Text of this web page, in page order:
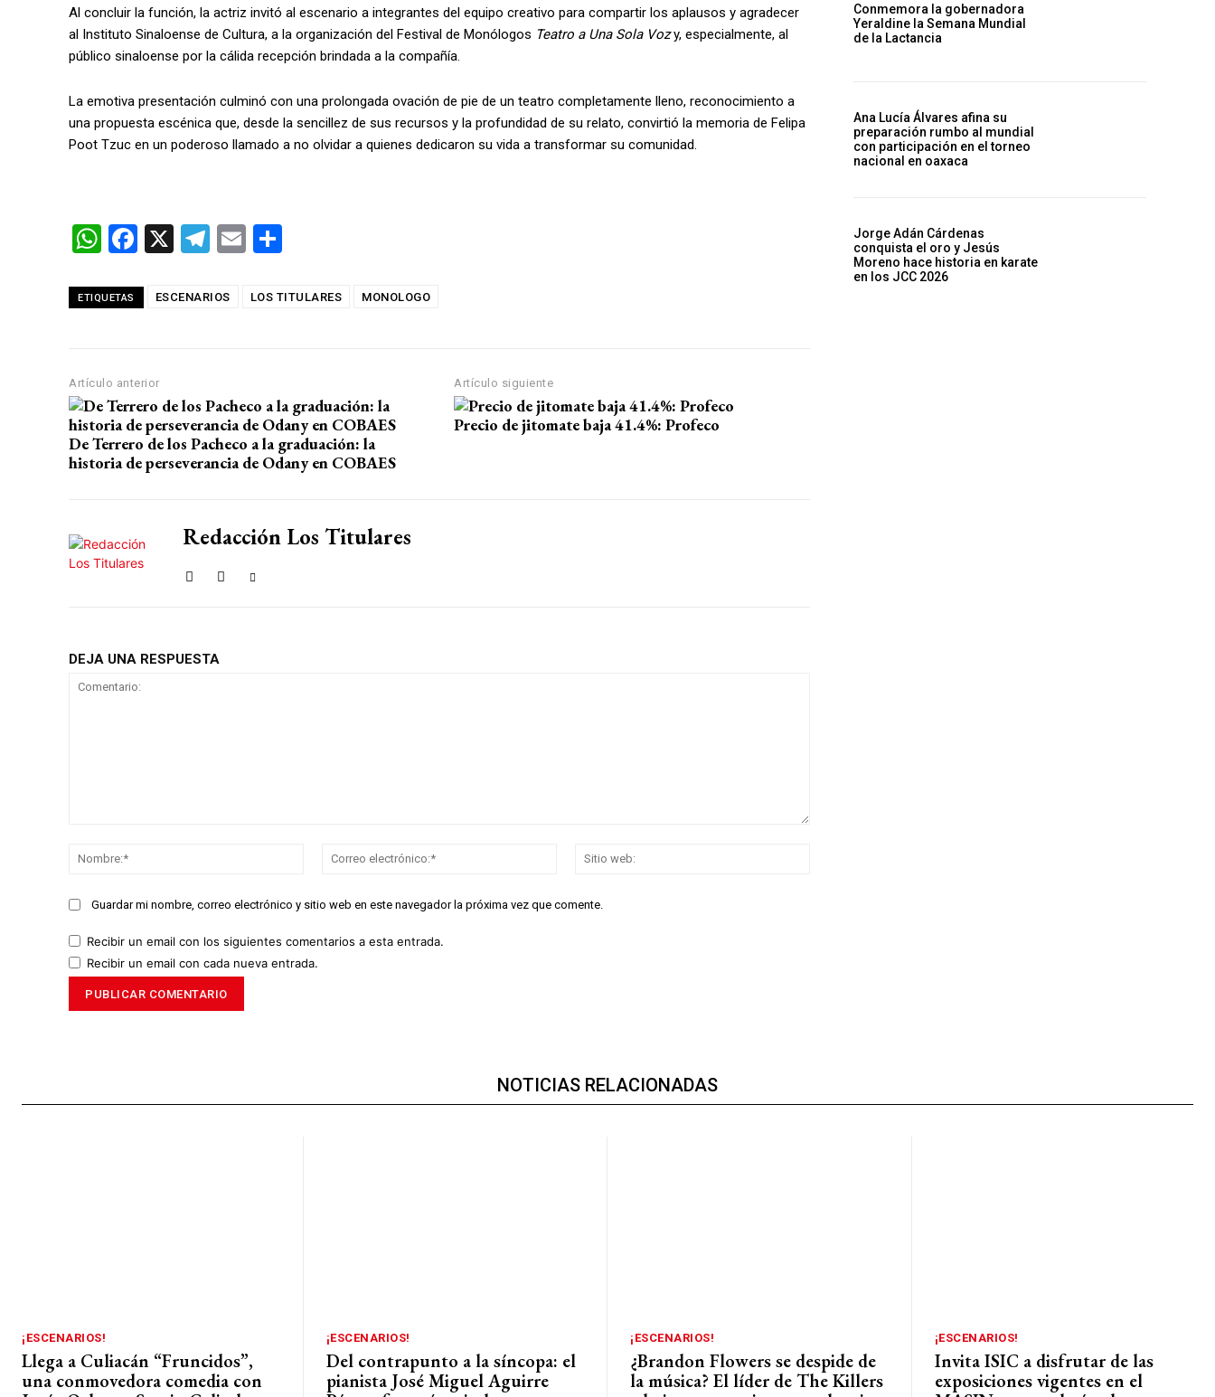
Al concluir la función, la actriz invitó al escenario a integrantes del equipo creativo para compartir los aplausos y agradecer
al Instituto Sinaloense de Cultura, a la organización del Festival de Monólogos Teatro a Una Sola Vozy, especialmente, al
público sinaloense por la cálida recepción brindada a la compañía.
La emotiva presentación culminó con una prolongada ovación de pie de un teatro completamente lleno, reconocimiento a
una propuesta escénica que, desde la sencillez de sus recursos y la profundidad de su relato, convirtió la memoria de Felipa
Poot Tzuc en un poderoso llamado a no olvidar a quienes dedicaron su vida a transformar su comunidad.
W
at
p
p
F
ce
o
k
X
T
e
E
ail m
ETIQUETAS ESCENARIOS LOS TITULARES MONOLOGO
Artículo anterior
De Terrero de los Pacheco a la graduación: la
historia de perseverancia de Odany en COBAES
Artículo siguiente
Precio de jitomate baja 41.4%: Profeco
Redacción Los Titulares
DEJA UNA RESPUESTA
Nombre:*
Correo
Guardar mi nombre, correo electrónico y sitio web en este navegador la próxima vez que comente.
Recibir un email con los siguientes comentarios a esta entrada.
Recibir un email con cada nueva entrada.
Conmemora la gobernadora
Yeraldine la Semana Mundial
de la Lactancia
Ana Lucía Álvares afina su
preparación rumbo al mundial
con participación en el torneo
nacional en oaxaca
Jorge Adán Cárdenas
conquista el oro y Jesús
Moreno hace historia en karate
en los JCC 2026
NOTICIAS RELACIONADAS
¡ESCENARIOS!
Llega a Culiacán “Fruncidos”,
una conmovedora comedia con
¡ESCENARIOS!
Del contrapunto a la síncopa: el
pianista José Miguel Aguirre
¡ESCENARIOS!
¿Brandon Flowers se despide de
la música? El líder de The Killers
¡ESCENARIOS!
Invita ISIC a disfrutar de las
exposiciones vigentes en el